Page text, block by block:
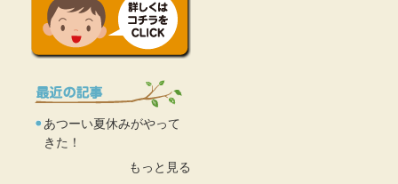
あつーい夏休みがやって
きた！
もっと見る